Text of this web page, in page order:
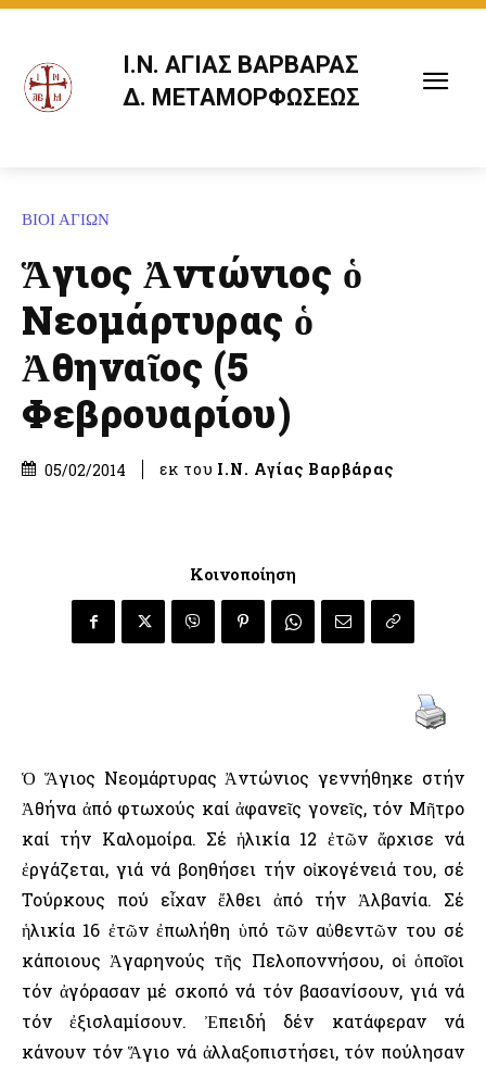
Ι.Ν. ΑΓΙΑΣ ΒΑΡΒΑΡΑΣ
Δ. ΜΕΤΑΜΟΡΦΩΣΕΩΣ
ΒΙΟΙ ΑΓΙΩΝ
Ἅγιος Ἀντώνιος ὁ
Νεομάρτυρας ὁ
Ἀθηναῖος (5
Φεβρουαρίου)
05/02/2014 εκ του Ι.Ν. Αγίας Βαρβάρας
Κοινοποίηση
Ὁ Ἅγιος Νεομάρτυρας Ἀντώνιος γεννήθηκε στήν
Ἀθήνα ἀπό φτωχούς καί ἀφανεῖς γονεῖς, τόν Μῆτρο
καί τήν Καλομοίρα. Σέ ἡλικία 12 ἐτῶν ἄρχισε νά
ἐργάζεται, γιά νά βοηθήσει τήν οἰκογένειά του, σέ
Τούρκους πού εἶχαν ἔλθει ἀπό τήν Ἀλβανία. Σέ
ἡλικία 16 ἐτῶν ἐπωλήθη ὑπό τῶν αὐθεντῶν του σέ
κάποιους Ἀγαρηνούς τῆς Πελοποννήσου, οἱ ὁποῖοι
τόν ἀγόρασαν μέ σκοπό νά τόν βασανίσουν, γιά νά
τόν ἐξισλαμίσουν. Ἐπειδή δέν κατάφεραν νά
κάνουν τόν Ἅγιο νά ἀλλαξοπιστήσει, τόν πούλησαν